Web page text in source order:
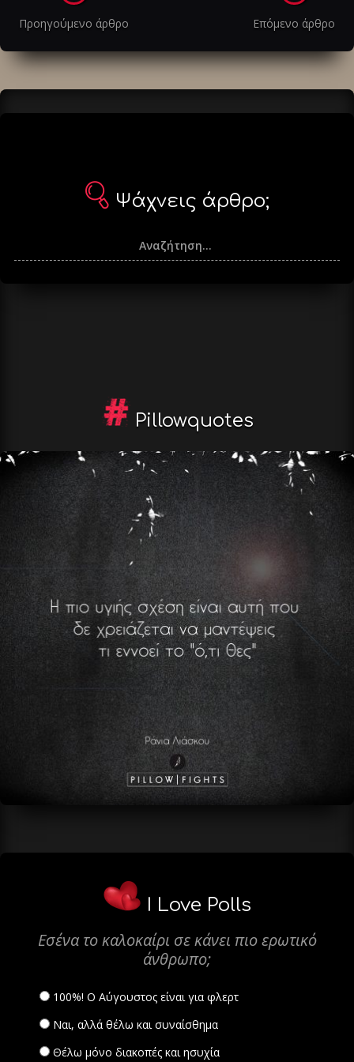
στα
άρθρα
Προηγούμενο άρθρο Επόμενο άρθρο
Ψάχνεις άρθρο;
Pillowquotes
I Love Polls
Εσένα το καλοκαίρι σε κάνει πιο ερωτικό
άνθρωπο;
100%! Ο Αύγουστος είναι για φλερτ
Ναι, αλλά θέλω και συναίσθημα
Θέλω μόνο διακοπές και ησυχία